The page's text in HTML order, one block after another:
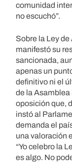
comunidad
no escuchó”.
Sobre la Ley
manifestó su
sancionada,
apenas un
definitivo ni el
de la Asamblea
oposición que,
instó al
demanda el
una valoración
“Yo celebro la
es algo. No